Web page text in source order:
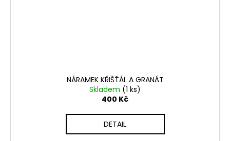
NÁRAMEK KŘIŠŤÁL A GRANÁT
Skladem (1 ks)
400 Kč
DETAIL